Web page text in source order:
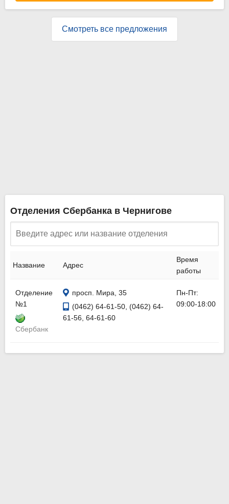
Смотреть все предложения
Отделения Сбербанка в Чернигове
Название Адрес
Время
работы
Отделение
№1
Сбербанк
просп. Мира, 35
(0462) 64-61-50, (0462) 64-
61-56, 64-61-60
Пн-Пт:
09:00-18:00